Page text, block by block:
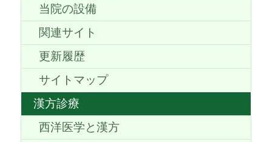
当院の設備
関連サイト
更新履歴
サイトマップ
漢方診療
西洋医学と漢方